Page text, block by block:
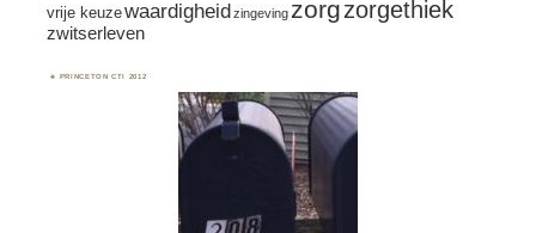
vrije keuzewaardigheidzingeving zorgzorgethiek
zwitserleven
PRINCETON CTI 2012